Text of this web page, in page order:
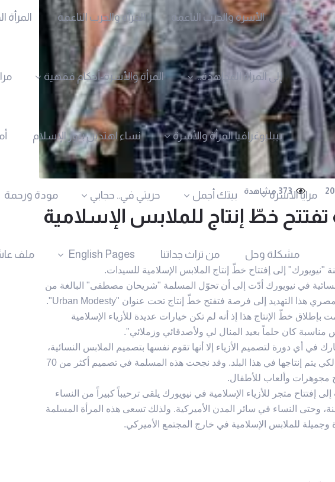
الأسرة والحرب الناعمة المرأة والحرب الناعمة المرأة
إلى المرأة المجاهدة.. المرأة والأسرة-أحكام فقهية
بيبليوغرافيا المرأة والأسرة نساء اهتدين بنور الإسلام
مرايا الأسرة بيتك أجمل حريتي في.. حجابي مودة ورحمة
مشكلة وحل من تراث جداتنا English Pages ملف
خطّ إنتاج للملابس الإسلامیة
"نیویورك" إلی إفتتاح خطّ إنتاج الملابس الإسلامیة للسيدات.
في نیویورك أدّت إلی أن تحوّل المسلمة "شریحان مصطفی" البالغة من
خطّ الإنتاج هذا إذ أنه لم تکن خیارات عدیدة للأزياء الإسلامیة
مناسبة کان حلماً بعید المنال لي ولأصدقائي وزملائي".
أي دورة لتصمیم الأزیاء إلا أنها تقوم نفسها بتصمیم الملابس النسائیة،
وترسل أنماط الملابس إلی الصین لکي یتم إنتاجها في هذا البلد. وقد نجحت هذه المسلمة في تصمیم أکثر من 70
مجوهرات وألعاب للأطفال.
إفتتاح متجر للأزياء الإسلامیة في نیویورك یلقی ترحیباً کبیراً من النساء
وحتی النساء في سائر المدن الأمیرکیة. ولذلك تسعی هذه المرأة المسلمة
للملابس الإسلامیة في خارج المجتمع الأمیرکي.